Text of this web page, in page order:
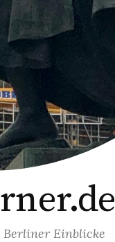
Einblicke